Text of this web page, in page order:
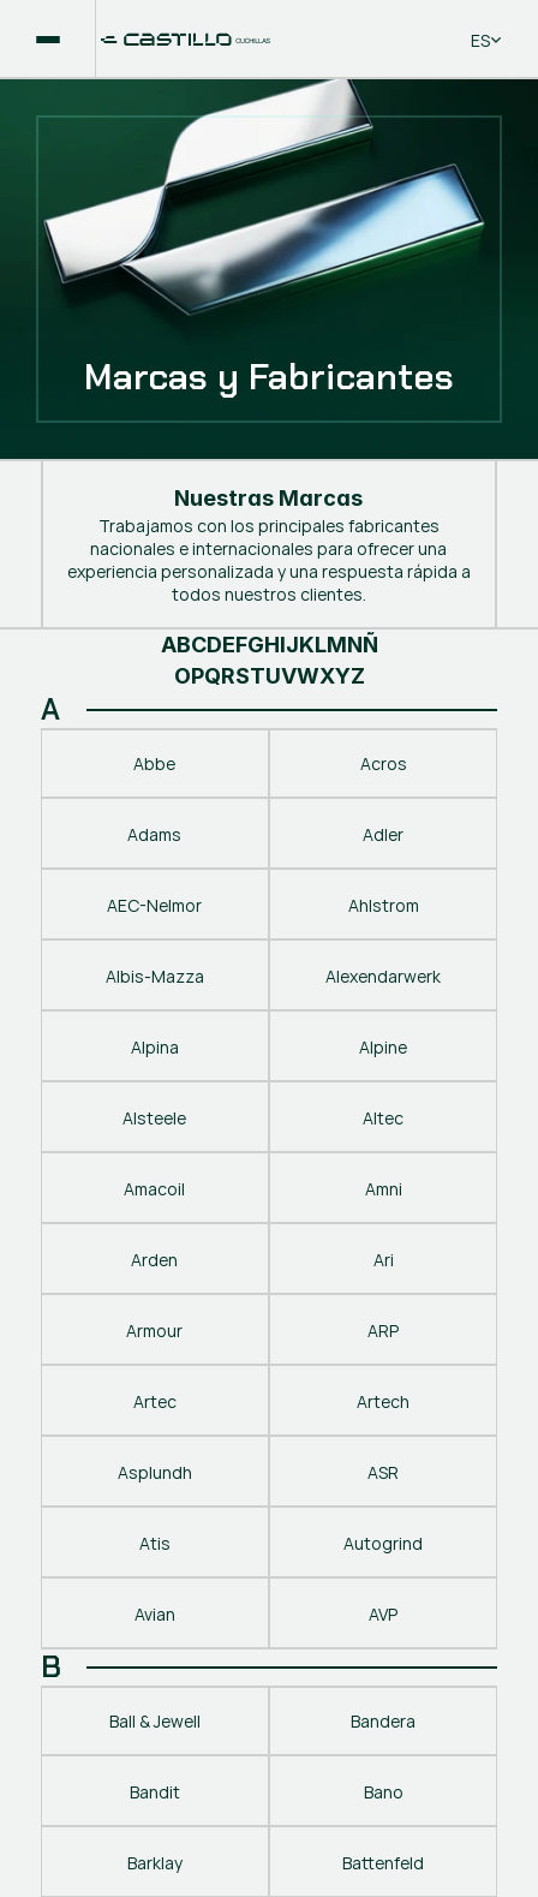
Select
ES
Nuestras Marcas
Trabajamos con los principales fabricantes
nacionales e internacionales para ofrecer una
experiencia personalizada y una respuesta rápida a
todos nuestros clientes.
A
Abbe Acros
Adams Adler
AEC-Nelmor Ahlstrom
Albis-Mazza Alexendarwerk
Alpina Alpine
Alsteele Altec
Amacoil Amni
Arden Ari
Armour ARP
Artec Artech
Asplundh ASR
Atis Autogrind
Avian AVP
B
Ball & Jewell Bandera
Bandit Bano
Barklay Battenfeld
ABCDEFGHIJKLMNÑ
OPQRSTUVWXYZ
Marcas y Fabricantes